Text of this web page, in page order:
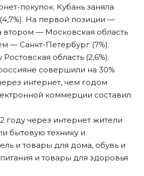
покупок. Кубань заняла
На первой позиции —
втором — Московская область
— Санкт-Петербург (7%).
область (2,6%).
совершили на 30%
интернет, чем годом
коммерции составил
году через интернет жители
бытовую технику и
и товары для дома, обувь и
и товары для здоровья